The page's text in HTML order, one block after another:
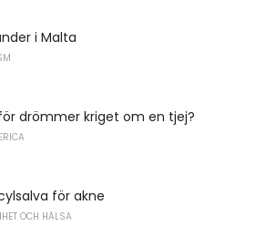
i Malta
drömmer kriget om en tjej?
för akne
OCH HÄLSA